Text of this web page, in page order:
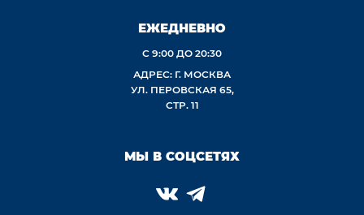
ЕЖЕДНЕВНО
С 9:00 ДО 20:30
АДРЕС: Г. МОСКВА
УЛ. ПЕРОВСКАЯ 65,
СТР. 11
МЫ В СОЦСЕТЯХ